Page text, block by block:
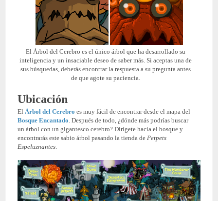
El Árbol del Cerebro es el único árbol que ha desarrollado su
inteligencia y un insaciable deseo de saber más. Si aceptas una de
sus búsquedas, deberás encontrar la respuesta a su pregunta antes
de que agote su paciencia
Ubicación
El Árbol del Cerebro es muy fácil de encontrar desde el mapa del
Bosque Encantado . Después de todo, ¿dónde más podrías buscar
un árbol con un gigantesco cerebro? Dirígete hacia el bosque y
encontrarás este sabio árbol pasando la tienda de Petpets
Espeluznantes